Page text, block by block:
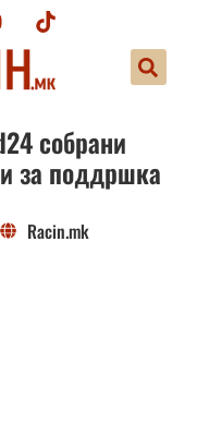
собрани
за поддршка
Racin.mk